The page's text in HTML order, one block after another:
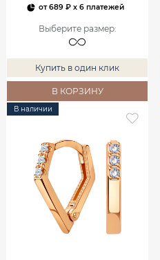
от689 ₽ x 6 платежей
Выберите размер:
Купить в один клик
В КОРЗИНУ
В наличии